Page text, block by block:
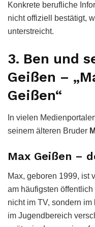
Konkrete berufliche
nicht offiziell bestätigt,
unterstreicht.
3. Ben und
Geißen –
Geißen“
In vielen
seinem älteren Bruder
Max Geißen –
Max, geboren 1999, ist
am häufigsten
nicht im TV, sondern im
im Jugendbereich